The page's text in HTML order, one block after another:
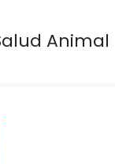
Animal